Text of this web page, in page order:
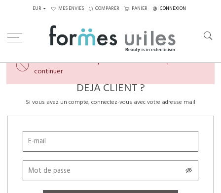
EUR MES ENVIES COMPARER PANIER CONNEXION
Veuillez créer un compte ou vous connecter pour
continuer
DÉJÀ CLIENT ?
Si vous avez un compte, connectez-vous avec votre adresse mail